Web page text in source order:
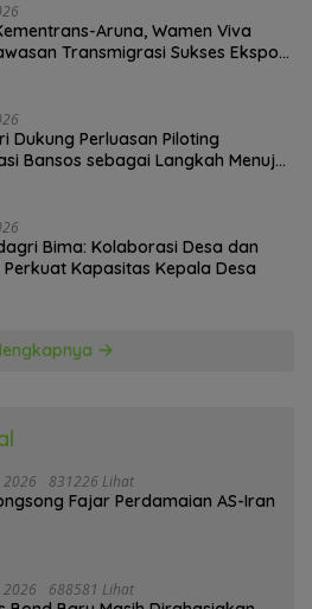
Aruna, Wamen Viva
Transmigrasi Sukses Ekspor
Dukung Perluasan Piloting
Bansos sebagai Langkah Menuju
Bima: Kolaborasi Desa dan
Kapasitas Kepala Desa
2026 831226 Lihat
Fajar Perdamaian AS-Iran
2026 688581 Lihat